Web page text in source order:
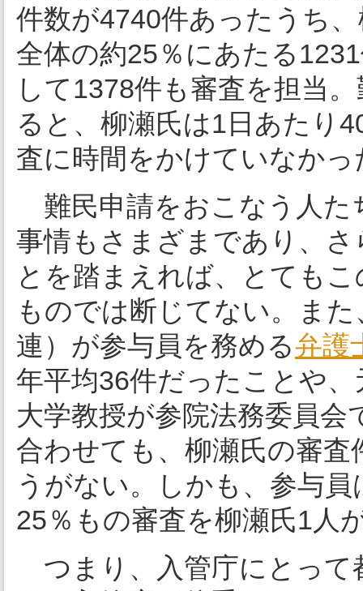
件数が4740件あったうち
全体の約25％にあたる
して1378件も審査を担当
ると、柳瀬氏は1日あたり
査に時間をかけていなか
難民申請をおこなう人た
事情もさまざまであり、
とを踏まえれば、とても
ものでは断じてない。ま
連）が参与員を務める弁護
年平均36件だったことや
大学教授が参院法務委員
合わせても、柳瀬氏の審
うがない。しかも、参与
25％もの審査を柳瀬氏1人
つまり、入管庁にとって